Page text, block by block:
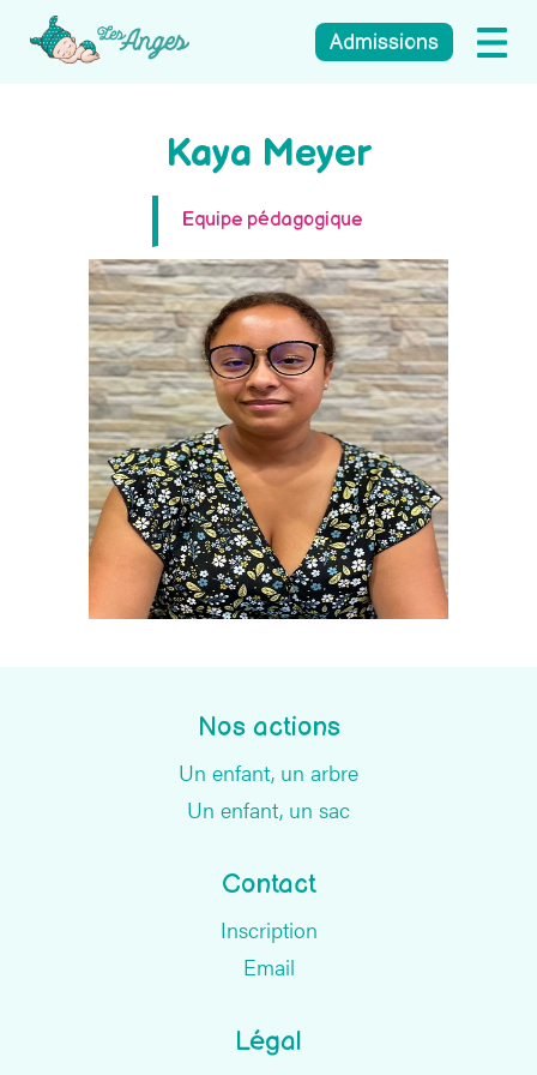
Admissions
Kaya Meyer
Equipe pédagogique
Nos actions
Un enfant, un arbre
Un enfant, un sac
Contact
Inscription
Email
Légal